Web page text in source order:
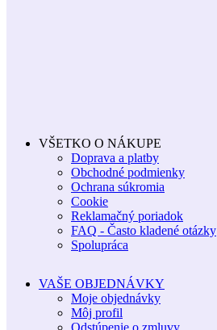
VŠETKO O NÁKUPE
Doprava a platby
Obchodné podmienky
Ochrana súkromia
Cookie
Reklamačný poriadok
FAQ - Často kladené otázky
Spolupráca
VAŠE OBJEDNÁVKY
Moje objednávky
Môj profil
Odstúpenie o zmluvy